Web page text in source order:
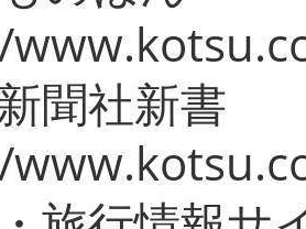
聞社新書